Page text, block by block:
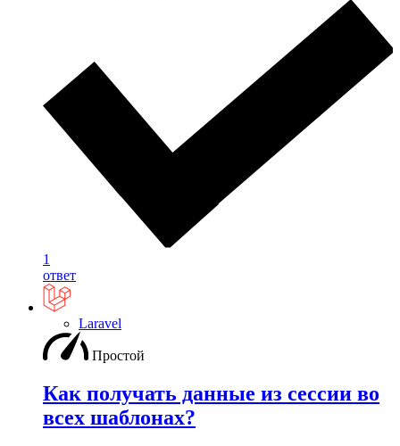
1
ответ
Laravel
Простой
Как получать данные из сессии во
всех шаблонах?